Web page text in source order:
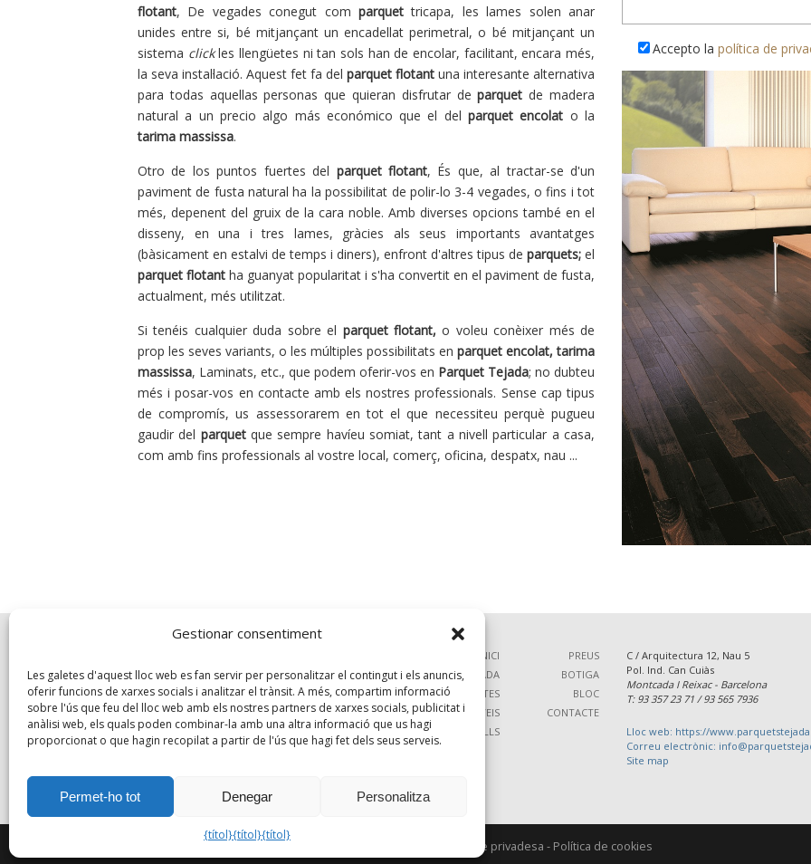
Gestionar consentiment
Les galetes d'aquest lloc web es fan servir per personalitzar el contingut i els anuncis,
oferir funcions de xarxes socials i analitzar el trànsit. A més, compartim informació
sobre l'ús que feu del lloc web amb els nostres partners de xarxes socials, publicitat i
anàlisi web, els quals poden combinar-la amb una altra informació que us hagi
proporcionat o que hagin recopilat a partir de l'ús que hagi fet dels seus serveis.
Permet-ho tot Denegar Personalitza
{títol}{títol}{títol}
flotant, De vegades conegut com parquet tricapa, les lames solen anar
unides entre si, bé mitjançant un encadellat perimetral, o bé mitjançant un
sistema clickles llengüetes ni tan sols han de encolar, facilitant, encara més,
la seva instal·lació. Aquest fet fa del parquet flotant una interesante alternativa
para todas aquellas personas que quieran disfrutar deparquetde madera
natural a un precio algo más económico que el delparquet encolat o la
tarima massissa.
Otro de los puntos fuertes del parquet flotant, És que, al tractar-se d'un
paviment de fusta natural ha la possibilitat de polir-lo 3-4 vegades, o fins i tot
més, depenent del gruix de la cara noble. Amb diverses opcions també en el
disseny, en una i tres lames, gràcies als seus importants avantatges
(bàsicament en estalvi de temps i diners), enfront d'altres tipus de parquets; el
parquet flotant ha guanyat popularitat i s'ha convertit en el paviment de fusta,
actualment, més utilitzat.
Si tenéis cualquier duda sobre el parquet flotant, o voleu conèixer més de
prop les seves variants, o les múltiples possibilitats en parquet encolat, tarima
massissa, Laminats, etc., que podem oferir-vos en Parquet Tejada; no dubteu
més i posar-vos en contacte amb els nostres professionals. Sense cap tipus
de compromís, us assessorarem en tot el que necessiteu perquè pugueu
gaudir del parquetque sempre havíeu somiat, tant a nivell particular a casa,
com amb fins professionals al vostre local, comerç, oficina, despatx, nau ...
Accepto la política de
INICI
SOBRE TEJADA
PRODUCTES
SERVEIS
TREBALLS
PREUS
BOTIGA
BLOC
CONTACTE
C / Arquitectura 12, Nau 5
Pol. Ind. Can Cuiàs
Montcada I Reixac - Barcelona
T: 93 357 23 71 / 93 565 7936
Lloc web: https://
Correu electrònic:
Site map
Política de privadesa - Política de cookies